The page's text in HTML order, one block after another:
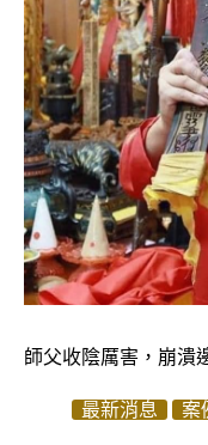
師父收陰厲害，崩潰
最新消息 案